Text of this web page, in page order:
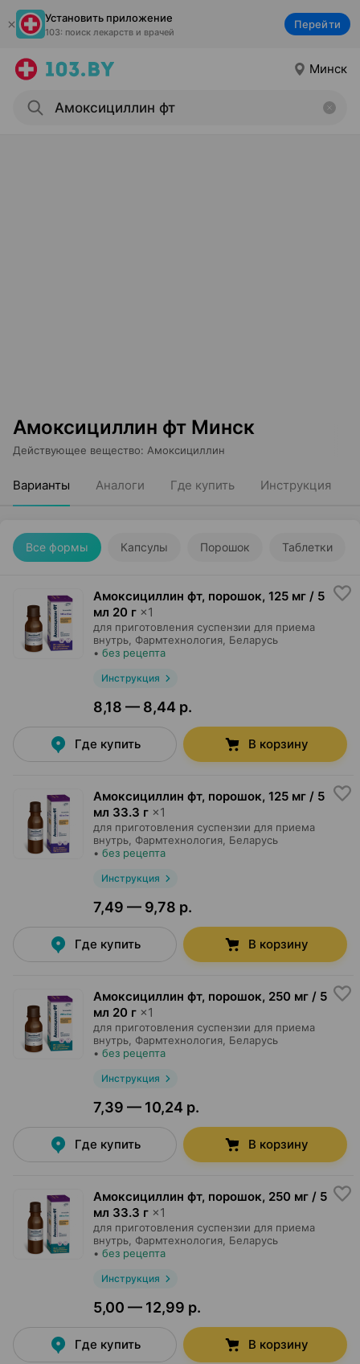
Установить приложение
103: поиск лекарств и врачей
Перейти
Минск
Амоксициллин фт Минск
Действующее вещество: Амоксициллин
Варианты Аналоги Где купить Инструкция
Все формы Капсулы Порошок Таблетки
Амоксициллин фт, порошок, 125 мг / 5
мл 20 г ×1
для приготовления суспензии для приема
внутрь, Фармтехнология , Беларусь
• без рецепта
Инструкция
8,18 — 8,44 р.
Где купить В корзину
Амоксициллин фт, порошок, 125 мг / 5
мл 33.3 г ×1
для приготовления суспензии для приема
внутрь, Фармтехнология , Беларусь
• без рецепта
Инструкция
7,49 — 9,78 р.
Где купить В корзину
Амоксициллин фт, порошок, 250 мг / 5
мл 20 г ×1
для приготовления суспензии для приема
внутрь, Фармтехнология , Беларусь
• без рецепта
Инструкция
7,39 — 10,24 р.
Где купить В корзину
Амоксициллин фт, порошок, 250 мг / 5
мл 33.3 г ×1
для приготовления суспензии для приема
внутрь, Фармтехнология , Беларусь
• без рецепта
Инструкция
5,00 — 12,99 р.
Где купить В корзину